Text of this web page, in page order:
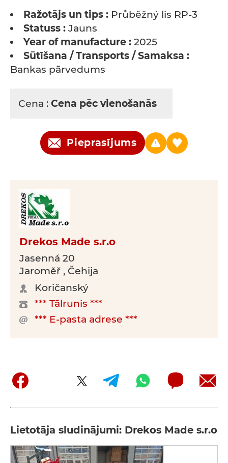
Ražotājs un tips : Průběžný lis RP-3
Statuss : Jauns
Year of manufacture : 2025
Sūtīšana / Transports / Samaksa :
Bankas pārvedums
Cena : Cena pēc vienošanās
Pieprasījums
Drekos Made s.r.o
Jasenná 20
Jaroměř , Čehija
Koričanský
*** Tālrunis ***
*** E-pasta adrese ***
Lietotāja sludinājumi: Drekos Made s.r.o